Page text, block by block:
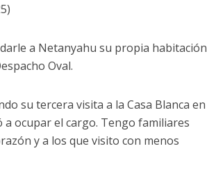
a Netanyahu su propia habitación
Oval.
su tercera visita a la Casa Blanca en
a ocupar el cargo. Tengo familiares
y a los que visito con menos